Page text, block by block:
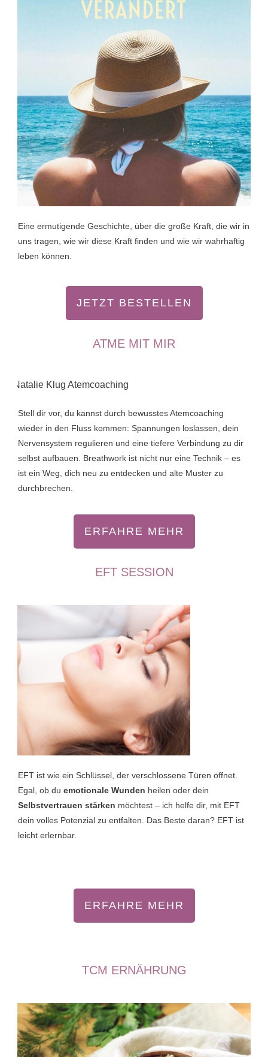
Eine ermutigende Geschichte, über die große Kraft, die wir in
uns tragen, wie wir diese Kraft finden und wie wir wahrhaftig
leben können.
JETZT BESTELLEN
ATME MIT MIR
Stell dir vor, du kannst durch bewusstes Atemcoaching
wieder in den Fluss kommen: Spannungen loslassen, dein
Nervensystem regulieren und eine tiefere Verbindung zu dir
selbst aufbauen. Breathwork ist nicht nur eine Technik – es
ist ein Weg, dich neu zu entdecken und alte Muster zu
durchbrechen.
ERFAHRE MEHR
EFT SESSION
EFT ist wie ein Schlüssel, der verschlossene Türen öffnet.
Egal, ob du emotionale Wunden heilen oder dein
Selbstvertrauen stärken möchtest – ich helfe dir, mit EFT
dein volles Potenzial zu entfalten. Das Beste daran? EFT ist
leicht erlernbar.
ERFAHRE MEHR
TCM ERNÄHRUNG